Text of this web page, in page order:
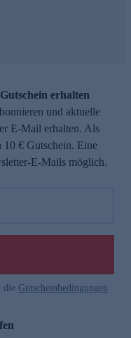
erhalten
und aktuelle
E-Mail erhalten. Als
10 € Gutschein. Eine
E-Mails möglich.
die Gutscheinbedingungen